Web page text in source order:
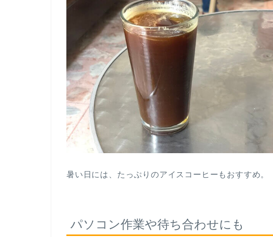
暑い日には、たっぷりのアイスコーヒーもおすすめ。
パソコン作業や待ち合わせにも